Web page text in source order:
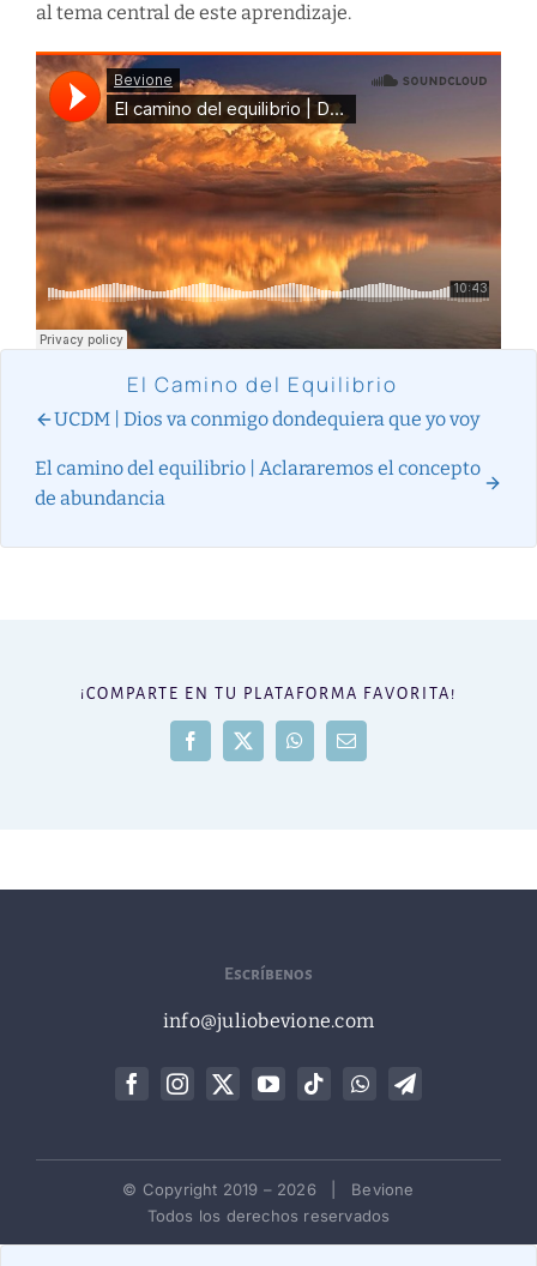
al tema central de este aprendizaje.
El Camino del Equilibrio
UCDM | Dios va conmigo dondequiera que yo voy
El camino del equilibrio | Aclararemos el concepto
de abundancia
¡COMPARTE EN TU PLATAFORMA FAVORITA!
Facebook
X WhatsAppCorreo
Escríbenos
info@juliobevione.com
© Copyright 2019 – 2026 | Bevione
Todos los derechos reservados